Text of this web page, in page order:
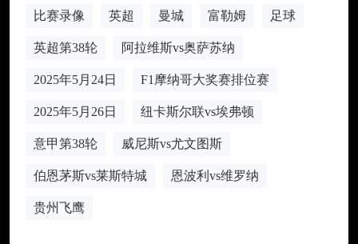
比赛录像 英超 曼城 富勒姆 足球
英超第38轮 阿拉维斯vs奥萨苏纳
2025年5月24日 F1摩纳哥大奖赛排位赛
2025年5月26日 纽卡斯尔联vs埃弗顿
意甲第38轮 威尼斯vs尤文图斯
伯恩茅斯vs莱斯特城 恩波利vs维罗纳
贵州飞鹰